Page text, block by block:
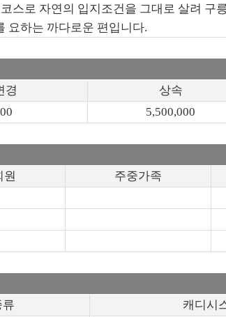
스로 자연의 입지조건을 그대로 살려 구
요하는 까다로운 편입니다.
경 상속
5,500,000
원 주중가족
류
캐디시